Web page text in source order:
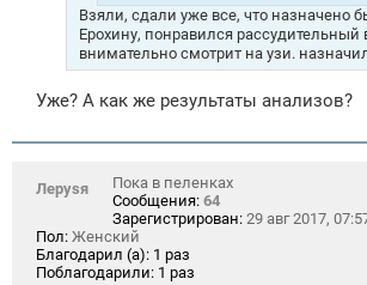
Взяли, сдали уже все, что назначено
Ерохину, понравился рассудительный
внимательно смотрит на узи.
Уже? А как же результаты анализов?
Лeрysя
Пока в пеленках
Сообщения: 64
Зарегистрирован: 29 авг 2017,
Пол: Женский
Благодарил (а): 1 раз
Поблагодарили: 1 раз